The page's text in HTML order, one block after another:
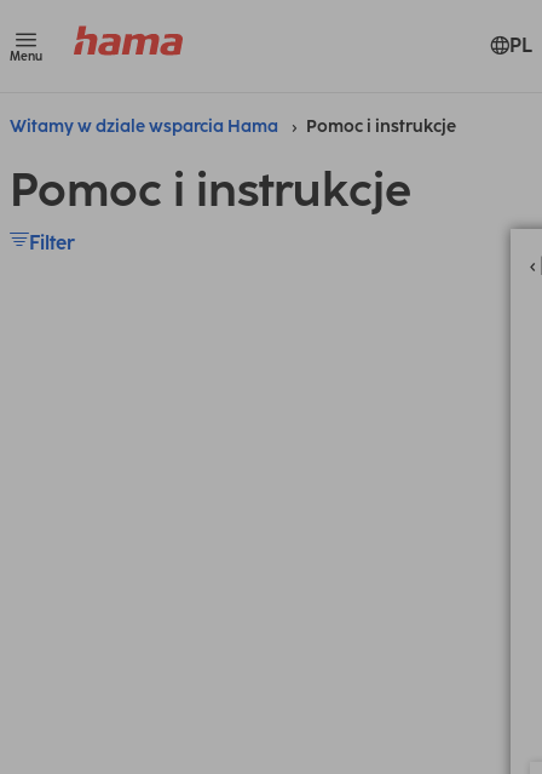
Menu PL
Witamy w dziale wsparcia Hama Pomoc i instrukcje
Pomoc i instrukcje
Filter